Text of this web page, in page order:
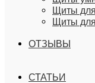
Щиты
Щиты
ОТЗЫВЫ
СТАТЬИ